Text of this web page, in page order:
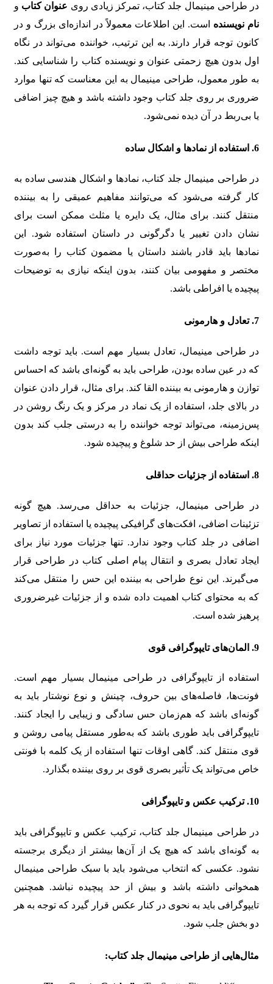
در طراحی مینیمال جلد کتاب، تمرکز زیادی روی عنوان کتاب و
نام نویسنده است. این اطلاعات معمولاً در اندازه‌ای بزرگ و در
کانون توجه قرار دارند. به این ترتیب، خواننده می‌تواند در نگاه
اول بدون هیچ زحمتی عنوان و نویسنده کتاب را شناسایی کند.
به طور معمول، طراحی مینیمال به این معناست که تنها موارد
ضروری بر روی جلد کتاب وجود داشته باشد و هیچ چیز اضافی
یا بی‌ربط در آن دیده نمی‌شود.
6. استفاده از نمادها و اشکال ساده
در طراحی مینیمال جلد کتاب، نمادها و اشکال هندسی ساده به
کار گرفته می‌شود که می‌توانند مفاهیم عمیقی را به بیننده
منتقل کنند. برای مثال، یک دایره یا مثلث ممکن است برای
نشان دادن تغییر یا دگرگونی در داستان استفاده شود. این
نمادها باید قادر باشند داستان یا مضمون کتاب را به‌صورت
مختصر و مفهومی بیان کنند، بدون اینکه نیازی به توضیحات
پیچیده یا افراطی باشد.
7. تعادل و هارمونی
در طراحی مینیمال، تعادل بسیار مهم است. باید توجه داشت
که در عین ساده بودن، طراحی باید به گونه‌ای باشد که احساس
توازن و هارمونی به بیننده القا کند. برای مثال، قرار دادن عنوان
در بالای جلد، استفاده از یک نماد در مرکز و یک رنگ روشن در
پس‌زمینه، می‌تواند توجه خواننده را به درستی جلب کند بدون
اینکه طراحی بیش از حد شلوغ و پیچیده شود.
8. استفاده از جزئیات حداقلی
در طراحی مینیمال، جزئیات به حداقل می‌رسد. هیچ گونه
تزئینات اضافی، افکت‌های گرافیکی پیچیده یا استفاده از تصاویر
اضافی در جلد کتاب وجود ندارد. تنها جزئیات مورد نیاز برای
ایجاد تعادل بصری و انتقال پیام اصلی کتاب در طراحی قرار
می‌گیرند. این نوع طراحی به بیننده این حس را منتقل می‌کند
که به محتوای کتاب اهمیت داده شده و از جزئیات غیرضروری
پرهیز شده است.
9. المان‌های تایپوگرافی قوی
استفاده از تایپوگرافی در طراحی مینیمال بسیار مهم است.
فونت‌ها، فاصله‌های بین حروف، چینش و نوع نوشتار باید به
گونه‌ای باشد که هم‌زمان حس سادگی و زیبایی را ایجاد کنند.
تایپوگرافی باید طوری باشد که به‌طور مستقل پیامی روشن و
قوی منتقل کند. گاهی اوقات تنها استفاده از یک کلمه با فونتی
خاص می‌تواند یک تأثیر بصری قوی بر روی بیننده بگذارد.
10. ترکیب عکس و تایپوگرافی
در طراحی مینیمال جلد کتاب، ترکیب عکس و تایپوگرافی باید
به گونه‌ای باشد که هیچ یک از آن‌ها بیشتر از دیگری برجسته
نشود. عکسی که انتخاب می‌شود باید با سبک طراحی مینیمال
همخوانی داشته باشد و بیش از حد پیچیده نباشد. همچنین
تایپوگرافی باید به نحوی در کنار عکس قرار گیرد که توجه به هر
دو بخش جلب شود.
مثال‌هایی از طراحی مینیمال جلد کتاب: